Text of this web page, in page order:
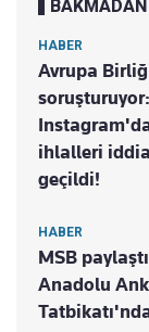
HABER
Avrupa
ihlalleri
geçildi!
HABER
MSB
Anadolu